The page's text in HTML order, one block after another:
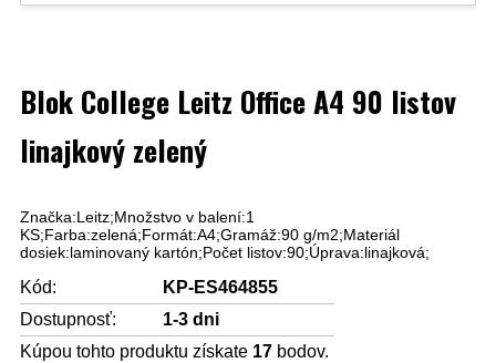
Blok College Leitz Office A4 90 listov
linajkový zelený
Značka:Leitz;Množstvo v balení:1
KS;Farba:zelená;Formát:A4;Gramáž:90 g/m2;Materiál
dosiek:laminovaný kartón;Počet listov:90;Úprava:linajková;
Kód:
KP-ES464855
Dostupnosť:
1-3 dni
Kúpou tohto produktu získate 17 bodov.